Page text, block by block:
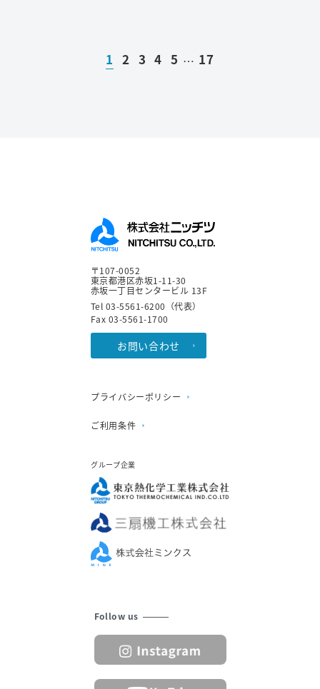
1 2 3 4 5 … 17
〒107-0052
東京都港区赤坂1-11-30
赤坂一丁目センタービル 13F
Tel 03-5561-6200（代表）
Fax 03-5561-1700
お問い合わせ
プライバシーポリシー
ご利用条件
グループ企業
Follow us